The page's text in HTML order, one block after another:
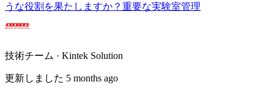
うな役割を果たしますか？重要な実験室管理
技術チーム · Kintek Solution
更新しました 5 months ago